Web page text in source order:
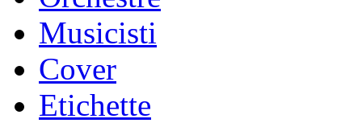
Musicisti
Cover
Etichette